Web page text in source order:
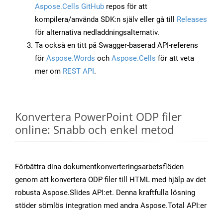
Aspose.Cells GitHub repos för att
kompilera/använda SDK:n själv eller gå till Releases
för alternativa nedladdningsalternativ.
Ta också en titt på Swagger-baserad API-referens
för Aspose.Words och Aspose.Cells för att veta
mer om REST API.
Konvertera PowerPoint ODP filer
online: Snabb och enkel metod
Förbättra dina dokumentkonverteringsarbetsflöden
genom att konvertera ODP filer till HTML med hjälp av det
robusta Aspose.Slides API:et. Denna kraftfulla lösning
stöder sömlös integration med andra Aspose.Total API:er